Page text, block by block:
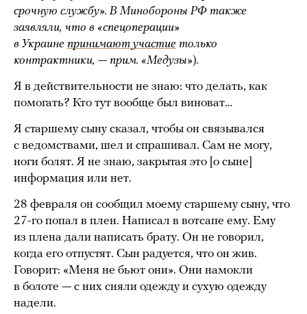
срочную службу». В Минобороны РФ также
заявляли, что в «спецоперации»
в Украине принимают участие только
контрактники, — прим. «Медузы»).
Я в действительности не знаю: что делать, как
помогать? Кто тут вообще был виноват…
Я старшему сыну сказал, чтобы он связывался
с ведомствами, шел и спрашивал. Сам не могу,
ноги болят. Я не знаю, закрытая это [о сыне]
информация или нет.
28 февраля он сообщил моему старшему сыну, что
27-го попал в плен. Написал в вотсапе ему. Ему
из плена дали написать брату. Он не говорил,
когда его отпустят. Сын радуется, что он жив.
Говорит: «Меня не бьют они». Они намокли
в болоте — с них сняли одежду и сухую одежду
надели.